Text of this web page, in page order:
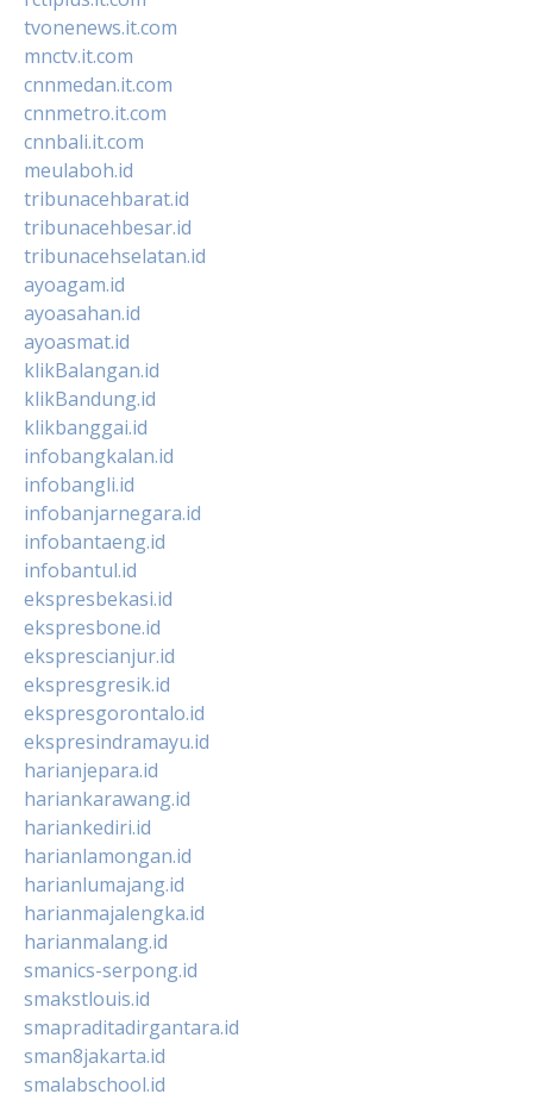
tvonenews.it.com
mnctv.it.com
cnnmedan.it.com
cnnmetro.it.com
cnnbali.it.com
meulaboh.id
tribunacehbarat.id
tribunacehbesar.id
tribunacehselatan.id
ayoagam.id
ayoasahan.id
ayoasmat.id
klikBalangan.id
klikBandung.id
klikbanggai.id
infobangkalan.id
infobangli.id
infobanjarnegara.id
infobantaeng.id
infobantul.id
ekspresbekasi.id
ekspresbone.id
eksprescianjur.id
ekspresgresik.id
ekspresgorontalo.id
ekspresindramayu.id
harianjepara.id
hariankarawang.id
hariankediri.id
harianlamongan.id
harianlumajang.id
harianmajalengka.id
harianmalang.id
smanics-serpong.id
smakstlouis.id
smapraditadirgantara.id
sman8jakarta.id
smalabschool.id